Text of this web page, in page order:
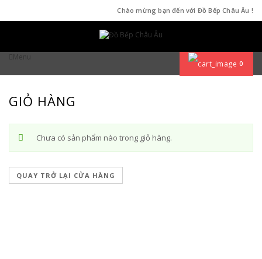
Chào mừng bạn đến với Đồ Bếp Châu Âu !
0
Menu
GIỎ HÀNG
Chưa có sản phẩm nào trong giỏ hàng.
QUAY TRỞ LẠI CỬA HÀNG